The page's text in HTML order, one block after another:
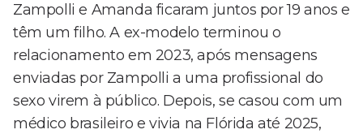
Zampolli e Amanda ficaram juntos por 19 anos e
têm um filho. A ex-modelo terminou o
relacionamento em 2023, após mensagens
enviadas por Zampolli a uma profissional do
sexo virem à público. Depois, se casou com um
médico brasileiro e vivia na Flórida até 2025,